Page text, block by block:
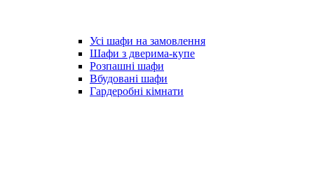
Усі шафи на замовлення
Шафи з дверима-купе
Розпашні шафи
Вбудовані шафи
Гардеробні кімнати